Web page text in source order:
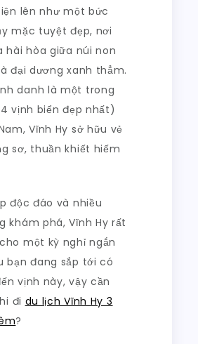
Ngày
2
Đêm?
lên như một bức
mặc tuyệt đẹp, nơi
hài hòa giữa núi non
đại dương xanh thẳm.
danh là một trong
vịnh biển đẹp nhất)
Vĩnh Hy sở hữu vẻ
sơ, thuần khiết hiếm
độc đáo và nhiều
khám phá, Vĩnh Hy rất
một kỳ nghỉ ngắn
bạn đang sắp tới có
vịnh này, vậy cần
đi du lịch Vĩnh Hy 3
?